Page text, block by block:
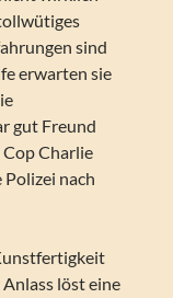
sind
erwarten sie
gut Freund
Charlie
Polizei nach
löst eine